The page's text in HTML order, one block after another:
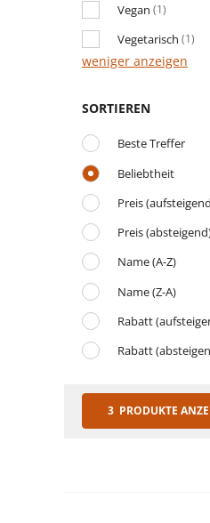
Vegan (1)
Vegetarisch (1)
weniger anzeigen
SORTIEREN
Beste Treffer
Beliebtheit
Preis
Preis
Name (A-Z)
Name (Z-A)
Rabatt
Rabatt
3 PRODUKTE